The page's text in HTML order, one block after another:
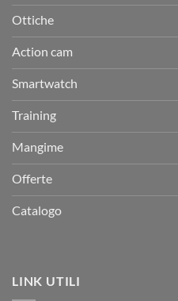
Ottiche
Action cam
Smartwatch
Training
Mangime
Offerte
Catalogo
LINK UTILI